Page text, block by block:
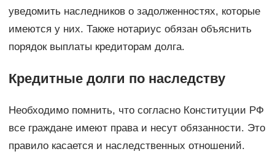
уведомить наследников о задолженностях, которые
имеются у них. Также нотариус обязан объяснить
порядок выплаты кредиторам долга.
Кредитные долги по наследству
Необходимо помнить, что согласно Конституции РФ
все граждане имеют права и несут обязанности. Это
правило касается и наследственных отношений.